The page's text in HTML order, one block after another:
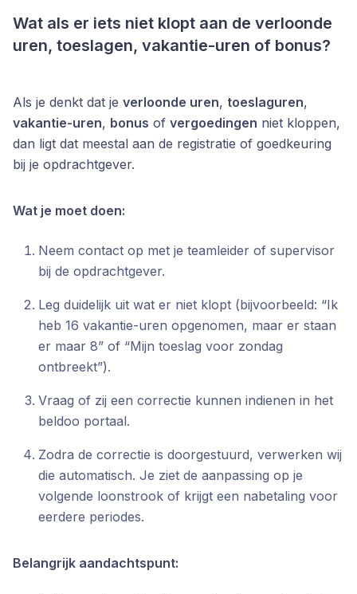
Wat als er iets niet klopt aan de verloonde
uren, toeslagen, vakantie-uren of bonus?
Als je denkt dat je verloonde uren, toeslaguren,
vakantie-uren, bonus of vergoedingen niet kloppen,
dan ligt dat meestal aan de registratie of goedkeuring
bij je opdrachtgever.
Wat je moet doen:
Neem contact op met je teamleider of supervisor
bij de opdrachtgever.
Leg duidelijk uit wat er niet klopt (bijvoorbeeld: “Ik
heb 16 vakantie-uren opgenomen, maar er staan
er maar 8” of “Mijn toeslag voor zondag
ontbreekt”).
Vraag of zij een correctie kunnen indienen in het
beldoo portaal.
Zodra de correctie is doorgestuurd, verwerken wij
die automatisch. Je ziet de aanpassing op je
volgende loonstrook of krijgt een nabetaling voor
eerdere periodes.
Belangrijk aandachtspunt: